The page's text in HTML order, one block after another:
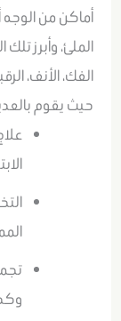
أماكن من الوجه
الملئ، وأبرز
الفك، الأنف،
حيث يقوم